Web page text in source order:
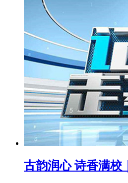
古韵润心 诗香满校｜